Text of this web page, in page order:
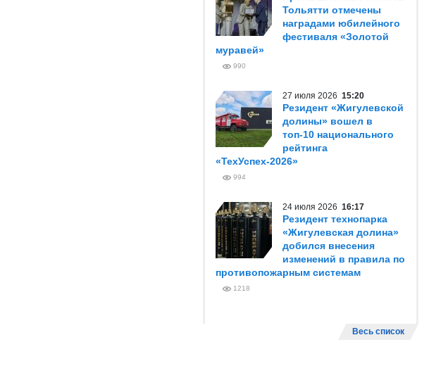
Тольятти отмечены
наградами юбилейного
фестиваля «Золотой
муравей»
990
27 июля 2026 15:20
Резидент «Жигулевской
долины» вошел в
топ-10 национального
рейтинга
«ТехУспех-2026»
994
24 июля 2026 16:17
Резидент технопарка
«Жигулевская долина»
добился внесения
изменений в правила по
противопожарным системам
1218
Весь список